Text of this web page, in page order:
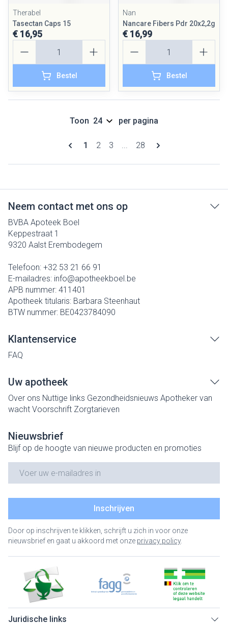
Therabel
Tasectan Caps 15
€ 16,95
Bestel
Nan
Nancare Fibers Pdr 20x2,2g
€ 16,99
Bestel
Pagina's
U lees momenteel pagina
1 Pagina
2 Pagina
3 ... Pagina
28
Toon per pagina
Neem contact met ons op
BVBA Apoteek Boel
Keppestraat 1
9320 Aalst Erembodegem
Telefoon: +32 53 21 66 91
E-mailadres: info@apotheekboel.be
APB nummer: 411401
Apotheek titularis: Barbara Steenhaut
BTW nummer: BE0423784090
Klantenservice
FAQ
Uw apotheek
Over ons Nuttige links Gezondheidsnieuws Apotheker van
wacht Voorschrift Zorgtarieven
Nieuwsbrief
Blijf op de hoogte van nieuwe producten en promoties
Inschrijven
Door op inschrijven te klikken, schrijft u zich in voor onze
nieuwsbrief en gaat u akkoord met onze privacy policy.
Juridische links